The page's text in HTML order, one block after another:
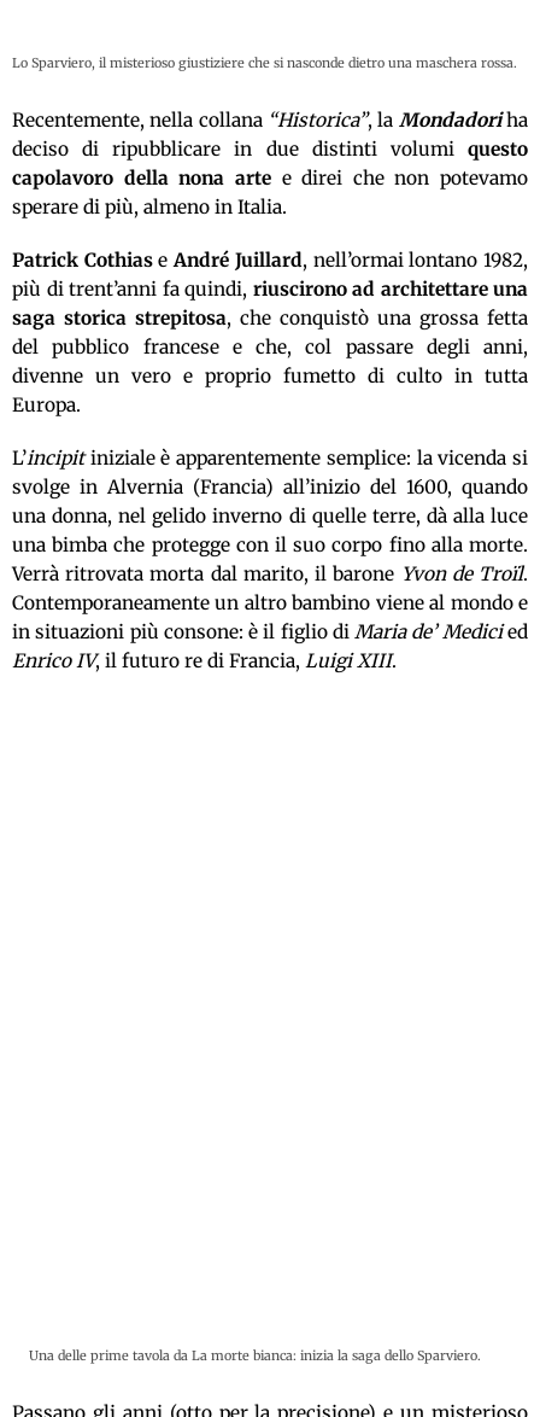
Lo Sparviero, il misterioso giustiziere che si nasconde dietro una maschera rossa.
Recentemente, nella collana “Historica”, la Mondadoriha
deciso di ripubblicare in due distinti volumi questo
capolavoro della nona artee direi che non potevamo
sperare di più, almeno in Italia.
Patrick CothiaseAndré Juillard, nell’ormai lontano 1982,
più di trent’anni fa quindi, riuscirono ad architettare una
saga storica strepitosa, che conquistò una grossa fetta
del pubblico francese e che, col passare degli anni,
divenne un vero e proprio fumetto di culto in tutta
Europa.
L’incipitiniziale è apparentemente semplice: la vicenda si
svolge in Alvernia (Francia) all’inizio del 1600, quando
una donna, nel gelido inverno di quelle terre, dà alla luce
una bimba che protegge con il suo corpo fino alla morte.
Verrà ritrovata morta dal marito, il barone Yvon de Troïl.
Contemporaneamente un altro bambino viene al mondo e
in situazioni più consone: è il figlio diMaria de’ Medicied
Enrico IV, il futuro re di Francia, Luigi XIII.
Una delle prime tavola da La morte bianca: inizia la saga dello Sparviero.